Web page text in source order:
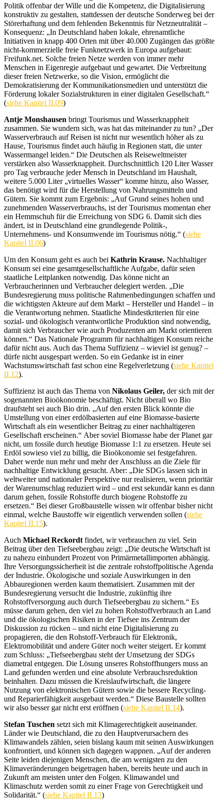
Politik offenbar der Wille und die Kompetenz, die Digitalisierung
konstruktiv zu gestalten, stattdessen der deutsche Sonderweg bei der
Störerhaftung und dem fehlenden Bekenntnis für Netzneutralität –
Konsequenz: „In Deutschland haben lokale, ehrenamtliche
Initiativen in knapp 400 Orten mit über 40.000 Zugängen das größte
nicht-kommerzielle freie Funknetzwerk in Europa aufgebaut:
Freifunk.net. Solche freien Netze werden von immer mehr
Menschen in Eigenregie aufgebaut und gewartet. Die Verbreitung
dieser freien Netzwerke, so die Vision, ermöglicht die
Demokratisierung der Kommunikationsmedien und unterstützt die
Förderung lokaler Sozialstrukturen in einer digitalen Gesellschaft.“
(siehe Kapitel II.09)
Antje Monshausen bringt Tourismus und Wasserknappheit
zusammen. Sie wundern sich, was hat das miteinander zu tun? „Der
Wasserverbrauch auf Reisen ist nicht nur wesentlich höher als zu
Hause, Tourismus findet auch häufig in Regionen statt, die unter
Wassermangel leiden.“ Die Deutschen als Reiseweltmeister
verstärken also Wasserknappheit. Durchschnittlich 120 Liter Wasser
pro Tag verbrauche jeder Mensch in Deutschland im Haushalt,
weitere 5.000 Liter „virtuelles Wasser“ komme hinzu, also Wasser,
das benötigt wird für die Herstellung von Nahrungsmitteln und
Gütern. Sie kommt zum Ergebnis: „Auf Grund seines hohen und
zunehmenden Wasserverbrauchs, ist der Tourismus momentan eher
ein Hemmschuh für die Erreichung von SDG 6. Damit sich dies
ändert, ist in Deutschland eine grundlegende Politik-,
Unternehmens- und Konsumwende im Tourismus nötig.“ (siehe
Kapitel II.06)
Um den Konsum geht es auch bei Kathrin Krause. Nachhaltiger
Konsum sei eine gesamtgesellschaftliche Aufgabe, dafür seien
staatliche Leitplanken notwendig. Das könne nicht an
Verbraucherinnen und Verbraucher delegiert werden. „Die
Bundesregierung muss politische Rahmenbedingungen schaffen und
die wichtigsten Akteure auf dem Markt – Hersteller und Handel – in
die Verantwortung nehmen. Staatliche Mindestkriterien für eine
sozial- und ökologisch verantwortliche Produktion sind notwendig,
damit sich Verbraucher wie auch Produzenten am Markt orientieren
können.“ Das Nationale Programm für nachhaltigen Konsum reiche
dafür nicht aus. Auch das Thema Suffizienz – wieviel ist genug? –
dürfe nicht ausgespart werden. So ein Gedanke ist in einer
Wachstumswirtschaft fast schon eine Regelverletzung (siehe Kapitel
II.12).
Suffizienz ist auch das Thema von Nikolaus Geiler, der sich mit der
sogenannten Bioökonomie beschäftigt. Nicht überall wo Bio
draufsteht sei auch Bio drin. „Auf den ersten Blick könnte die
Umstellung von einer erdölbasierten auf eine Biomasse-basierte
Wirtschaft als ein wesentlicher Beitrag zu einer nachhaltigeren
Gesellschaft erscheinen.“ Aber soviel Biomasse habe der Planet gar
nicht, um fossile durch heutige Biomasse 1:1 zu ersetzen. Heute sei
Erdöl sowieso viel zu billig, die Bioökonomie sei festgefahren.
Daher werde nun mehr und mehr der Anschluss an die Ziele für
nachhaltige Entwicklung gesucht. Aber: „Die SDGs lassen sich in
weltweiter und nationaler Perspektive nur realisieren, wenn prioritär
der Warenumschlag reduziert wird – und erst sekundär kann es dann
darum gehen, fossile Rohstoffe durch biogene Rohstoffe zu
ersetzen.“ Bei dieser Großbaustelle wissen wir offenbar bisher nicht
einmal, welche Baustoffe wir eigentlich verwenden sollen (siehe
Kapitel II.15).
Auch Michael Reckordt findet, wir verbrauchen zu viel. Sein
Beitrag über den Tiefseebergbau zeigt: „Die deutsche Wirtschaft ist
zu nahezu einhundert Prozent von Primärmetallimporten abhängig.
Ihre Versorgungssicherheit ist die zentrale rohstoffpolitische Agenda
der Industrie. Ökologische und soziale Auswirkungen in den
Abbauregionen werden kaum thematisiert. Zusammen mit der
Bundesregierung versucht die Industrie, zukünftig ihre
Rohstoffversorgung auch durch Tiefseebergbau zu sichern.“ Es
müsse darum gehen, den viel zu hohen Rohstoffverbrauch an Land
und die ökologischen Risiken in der Tiefsee ins Zentrum der
Diskussion zu rücken – und nicht eine Digitalisierung zu
propagieren, die den Rohstoff-Verbrauch für Elektronik,
Elektromobilität und andere Güter noch weiter steigert. Er kommt
zum Schluss: „Tiefseebergbau steht der Umsetzung der SDGs
diametral entgegen. Die Lösung unseres Rohstoffhungers muss an
Land gefunden werden und eine absolute Verbrauchsreduktion
beinhalten. Dazu müssen die Kreislaufwirtschaft, die längere
Nutzung von elektronischen Gütern sowie die bessere Recycling-
und Reparierfähigkeit ausgebaut werden.“ Diese Baustelle sollten
wir also besser gar nicht erst eröffnen (siehe Kapitel II.14).
Stefan Tuschen setzt sich mit Klimagerechtigkeit auseinander.
Länder wie Deutschland, die zu den Hauptverursachern des
Klimawandels zählen, seien bislang kaum mit seinen Auswirkungen
konfrontiert, und können sich dagegen wappnen. „Auf der anderen
Seite leiden diejenigen Menschen, die am wenigsten zu den
Klimaveränderungen beigetragen haben, bereits heute und auch in
Zukunft am meisten unter den Folgen. Klimawandel und
Klimaschutz werden somit zu einer Frage von Gerechtigkeit und
Solidarität.“ (siehe Kapitel II.13)